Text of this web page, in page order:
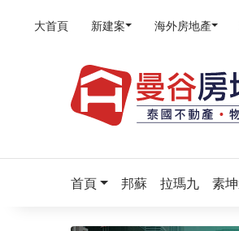
大首頁 新建案 海外房地產
首頁 邦蘇 拉瑪九 素